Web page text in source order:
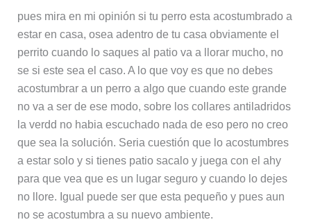
pues mira en mi opinión si tu perro esta acostumbrado a
estar en casa, osea adentro de tu casa obviamente el
perrito cuando lo saques al patio va a llorar mucho, no
se si este sea el caso. A lo que voy es que no debes
acostumbrar a un perro a algo que cuando este grande
no va a ser de ese modo, sobre los collares antiladridos
la verdd no habia escuchado nada de eso pero no creo
que sea la solución. Seria cuestión que lo acostumbres
a estar solo y si tienes patio sacalo y juega con el ahy
para que vea que es un lugar seguro y cuando lo dejes
no llore. Igual puede ser que esta pequeño y pues aun
no se acostumbra a su nuevo ambiente.